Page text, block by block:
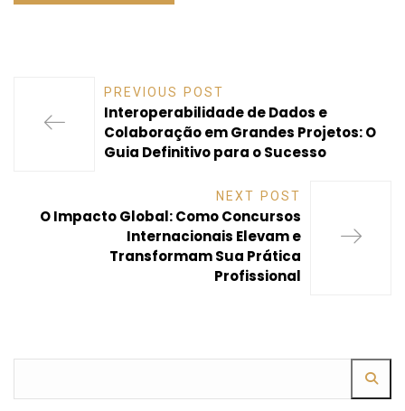
PREVIOUS POST
Interoperabilidade de Dados e
Colaboração em Grandes Projetos: O
Guia Definitivo para o Sucesso
NEXT POST
O Impacto Global: Como Concursos
Internacionais Elevam e
Transformam Sua Prática
Profissional